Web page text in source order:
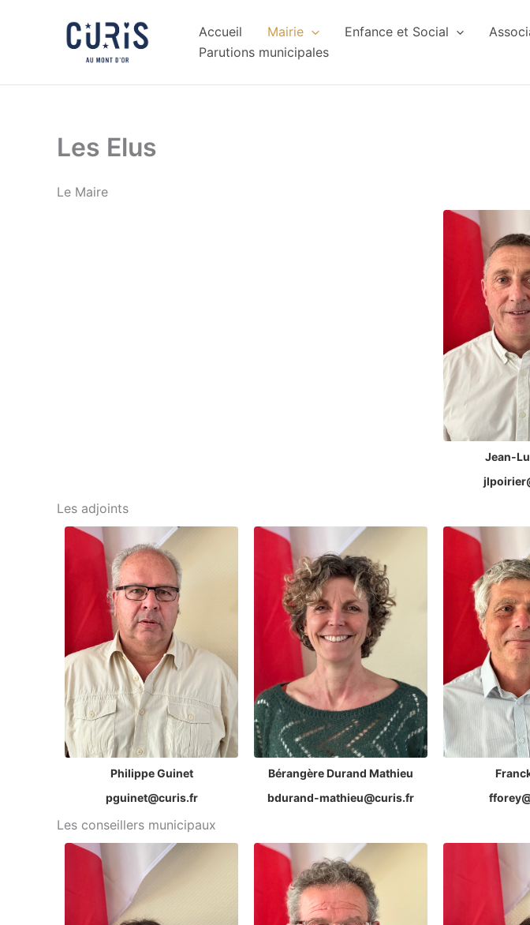
Accueil Mairie Enfance et Social
Parutions municipales
Les Elus
Le Maire
Jean-
Les adjoints
Philippe Guinet
pguinet@curis.fr
Bérangère Durand Mathieu
bdurand-mathieu@curis.fr
Les conseillers municipaux